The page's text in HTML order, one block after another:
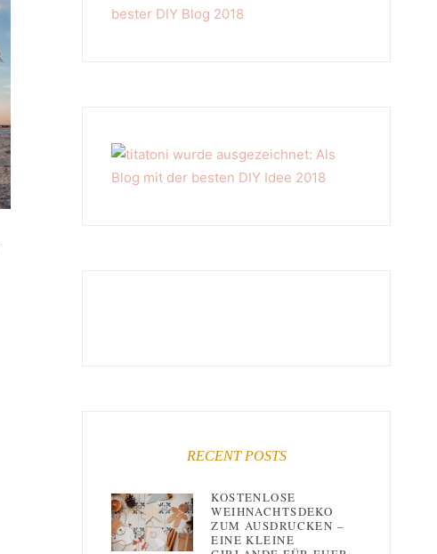
RECENT POSTS
KOSTENLOSE
WEIHNACHTSDEKO
ZUM AUSDRUCKEN –
EINE KLEINE